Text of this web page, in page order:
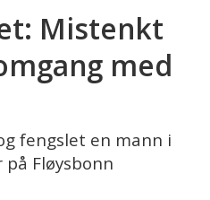
Mistenkt
med
fengslet en mann i
Fløysbonn